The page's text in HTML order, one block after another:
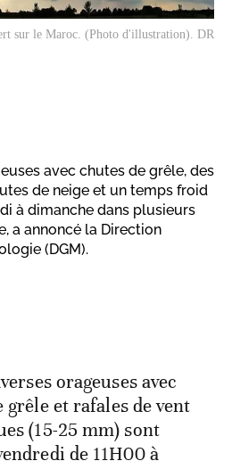
sur le Maroc. (Photo d'illustration). DR
avec chutes de grêle, des
de neige et un temps froid
à dimanche dans plusieurs
a annoncé la Direction
(DGM).
orageuses avec
grêle et rafales de vent
(15-25 mm) sont
de 11H00 à